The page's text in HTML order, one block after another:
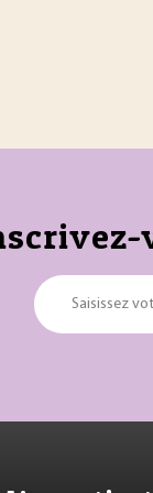
Saisissez